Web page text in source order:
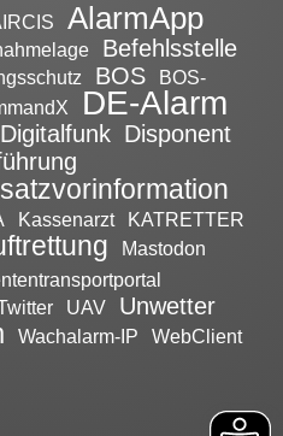
AlarmApp
Befehlsstelle
BOS
BOS-
DE-Alarm
Digitalfunk Disponent
Kassenarzt
KATRETTER
Mastodon
UAV
Unwetter
Wachalarm-IP WebClient